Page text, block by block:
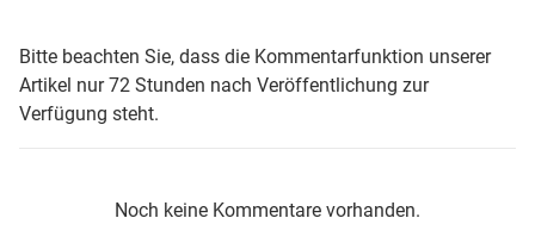
Bitte beachten Sie, dass die Kommentarfunktion unserer
Artikel nur 72 Stunden nach Veröffentlichung zur
Verfügung steht.
Noch keine Kommentare vorhanden.